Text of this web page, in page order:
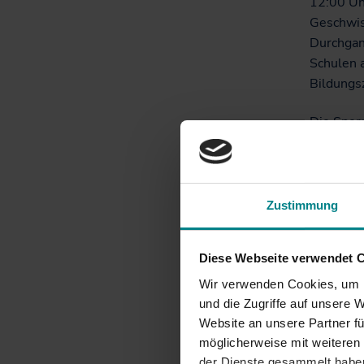
Zustimmung
Diese Webseite verwendet
Wir verwenden Cookies,
und die Zugriffe auf unsere
Website an unsere Partner
möglicherweise mit
Schulen
Die
Die